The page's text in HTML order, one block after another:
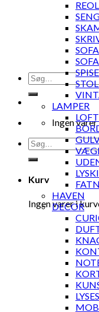
Søg
efter:
Ingen
Søg
efter:
Kurv
Ingen varer i
LAMPER
HAVEN
DECOR